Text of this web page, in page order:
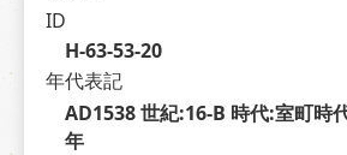
ID
H-63-53-20
年代表記
AD1538 世紀:16-B 時代:室町時
年